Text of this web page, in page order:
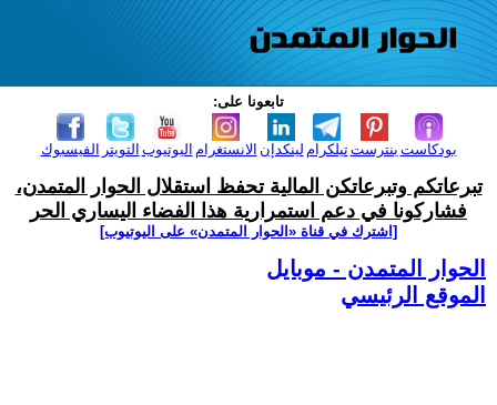
تابعونا على:
الفيسبوك التويتر اليوتيوب الانستغرام لينكدإن تيلكرامبنترست بودكاست
تبرعاتكم وتبرعاتكن المالية تحفظ استقلال الحوار المتمدن،
فشاركونا في دعم استمرارية هذا الفضاء اليساري الحر
[اشترك في قناة ‫«الحوار المتمدن» على اليوتيوب]
الحوار المتمدن - موبايل
الموقع الرئيسي